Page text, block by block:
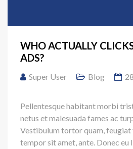
WHO ACTUALLY
ADS?
Super User Blog
Pellentesque habitant morbi
netus et malesuada fames ac
Vestibulum tortor quam, feugiat
tempor sit amet, ante. Donec eu